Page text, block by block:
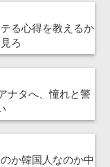
る心得を教えるか
ろ
ナタへ、憧れと警
か韓国人なのか中